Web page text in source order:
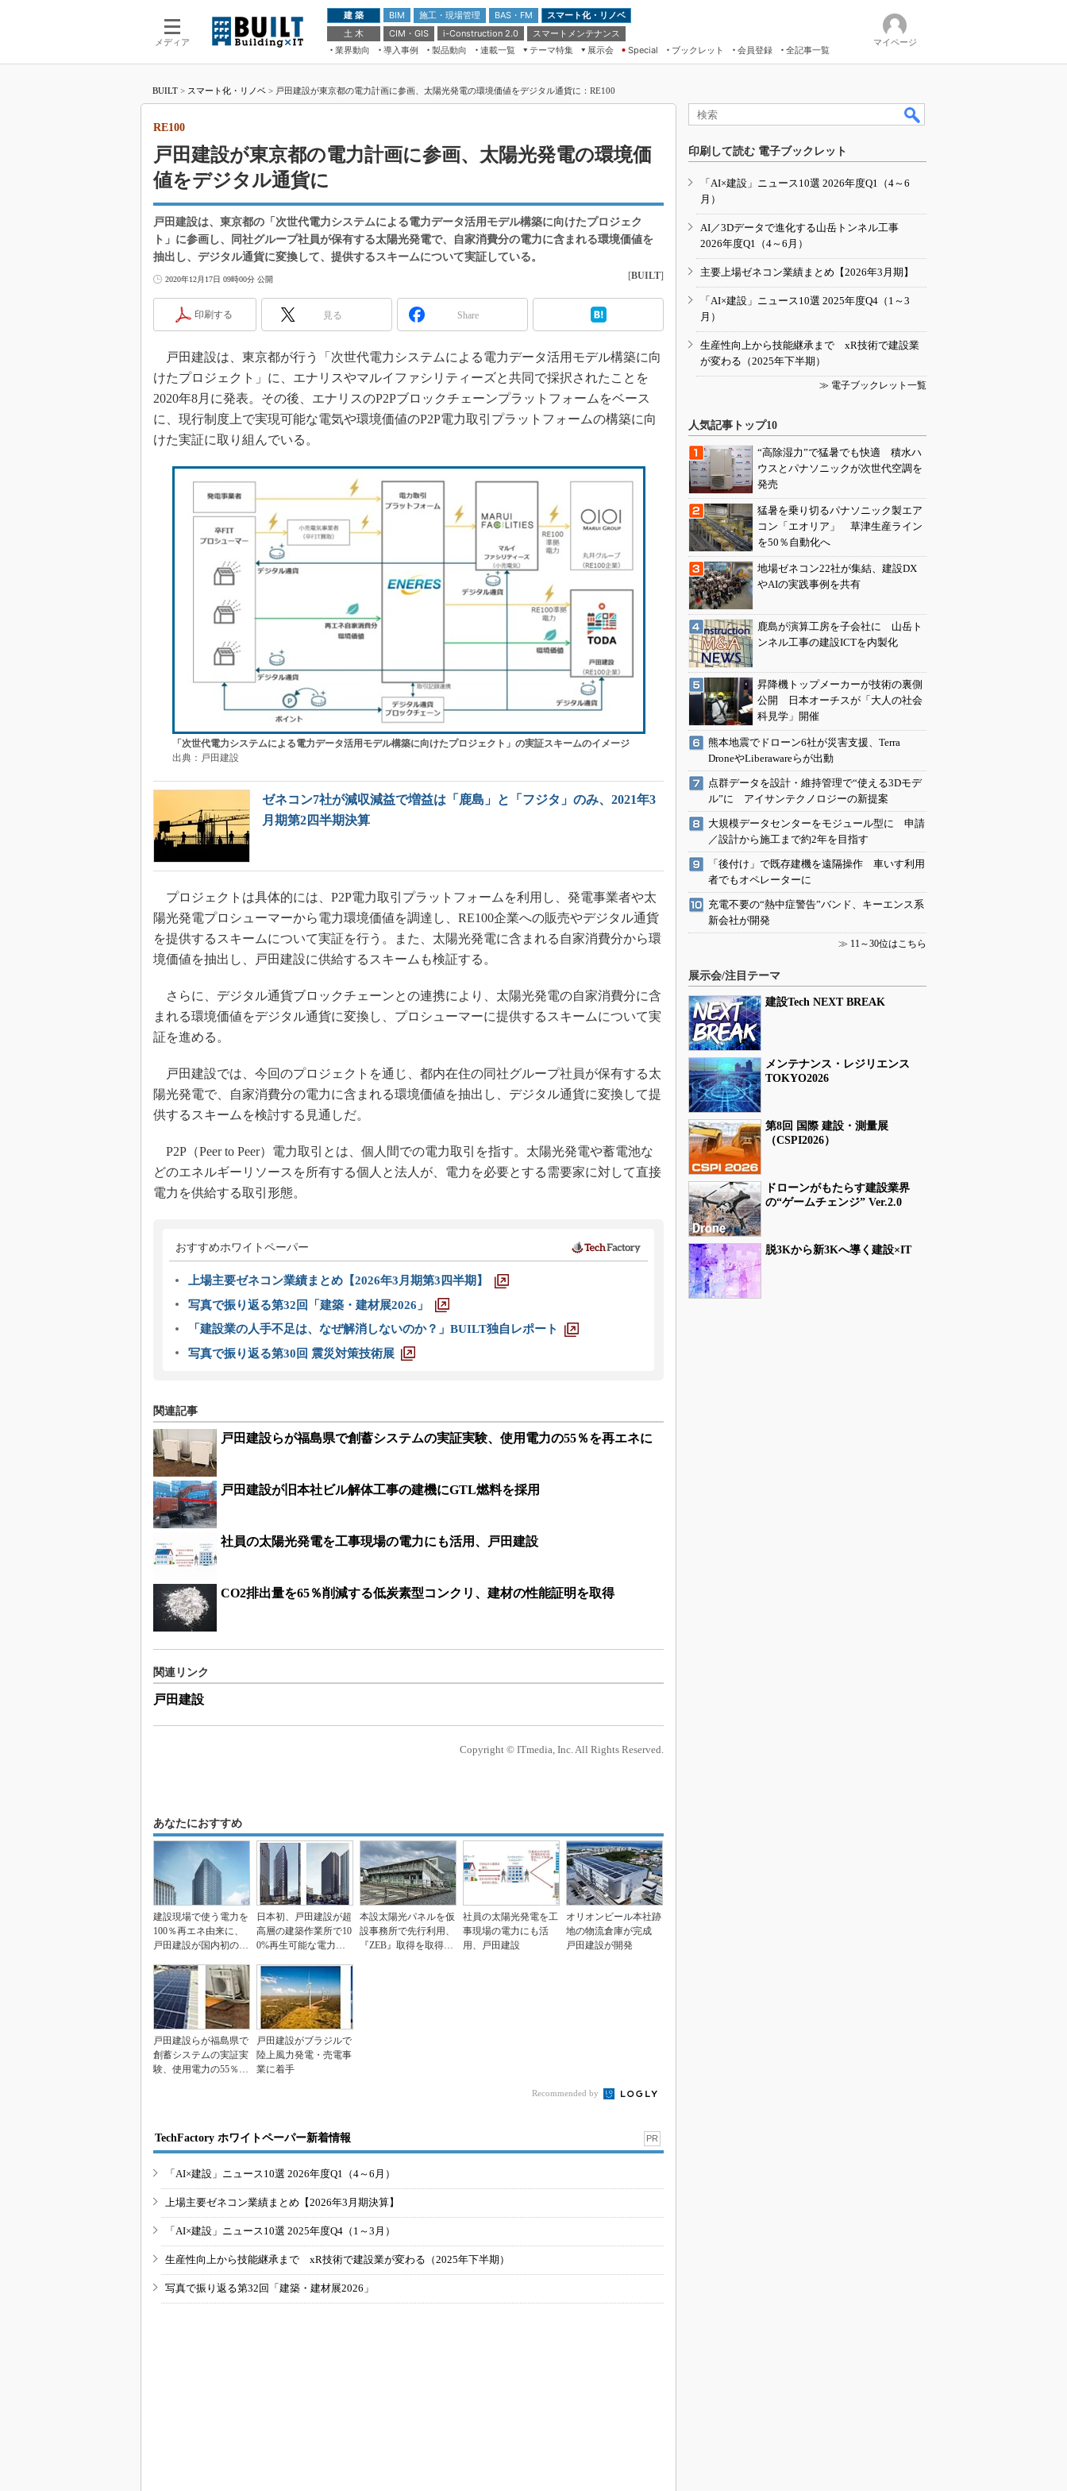
メディア
建 築 BIM 施工・現場管理 BAS・FM
スマート化・リノベ
土 木
CIM・GIS i-Construction 2.0
スマートメンテナンス
業界動向
導入事例 製品動向 連載一覧
テーマ特集
ドローンがもたらす建設業界の“ゲー
ムチェンジ” Ver.2.0
“Society5.0”時代のスマートビル
展示会
第8回 国際 建設・測量展
築・土木・不動産の先端技術展－
メンテナンス・レジリエンスOSAKA
日本 ものづくりワールド 2020
メンテナンス・レジリエンスTOKYO
IGAS2018
Special ブックレット 会員登録 全記事一覧
マイページ
BUILT > スマート化・リノベ > 戸田建設が東京都の電力計画に参画、太陽光発電の環境価値をデジタル通貨に：RE100
戸田建設が東京都の電力計画に参画、太陽光発電の環境価
値をデジタル通貨に
RE100
戸田建設は、東京都の「次世代電力システムによる電力データ活用モデル構築に向けたプロジェク
ト」に参画し、同社グループ社員が保有する太陽光発電で、自家消費分の電力に含まれる環境価値を
抽出し、デジタル通貨に変換して、提供するスキームについて実証している。
2020年12月17日 09時00分 公開 [BUILT]
印刷する 見る Share
戸田建設は、東京都が行う「次世代電力システムによる電力データ活用モデル構築に向
けたプロジェクト」に、エナリスやマルイファシリティーズと共同で採択されたことを
2020年8月に発表。その後、エナリスのP2Pブロックチェーンプラットフォームをベース
に、現行制度上で実現可能な電気や環境価値のP2P電力取引プラットフォームの構築に向
けた実証に取り組んでいる。
「次世代電力システムによる電力データ活用モデル構築に向けたプロジェクト」の実証スキームのイメージ
出典：戸田建設
ゼネコン7社が減収減益で増益は「鹿島」と「フジタ」のみ、2021年3
月期第2四半期決算
プロジェクトは具体的には、P2P電力取引プラットフォームを利用し、発電事業者や太
陽光発電プロシューマーから電力環境価値を調達し、RE100企業への販売やデジタル通貨
を提供するスキームについて実証を行う。また、太陽光発電に含まれる自家消費分から環
境価値を抽出し、戸田建設に供給するスキームも検証する。
さらに、デジタル通貨ブロックチェーンとの連携により、太陽光発電の自家消費分に含
まれる環境価値をデジタル通貨に変換し、プロシューマーに提供するスキームについて実
証を進める。
戸田建設では、今回のプロジェクトを通じ、都内在住の同社グループ社員が保有する太
陽光発電で、自家消費分の電力に含まれる環境価値を抽出し、デジタル通貨に変換して提
供するスキームを検討する見通しだ。
P2P（Peer to Peer）電力取引とは、個人間での電力取引を指す。太陽光発電や蓄電池な
どのエネルギーリソースを所有する個人と法人が、電力を必要とする需要家に対して直接
電力を供給する取引形態。
おすすめホワイトペーパー
上場主要ゼネコン業績まとめ【2026年3月期第3四半期】
写真で振り返る第32回「建築・建材展2026」
「建設業の人手不足は、なぜ解消しないのか？」BUILT独自レポート
写真で振り返る第30回 震災対策技術展
関連記事
戸田建設らが福島県で創蓄システムの実証実験、使用電力の55％を再エネに
戸田建設が旧本社ビル解体工事の建機にGTL燃料を採用
社員の太陽光発電を工事現場の電力にも活用、戸田建設
CO2排出量を65％削減する低炭素型コンクリ、建材の性能証明を取得
関連リンク
戸田建設
Copyright © ITmedia, Inc. All Rights Reserved.
あなたにおすすめ
建設現場で使う電力を
100％再エネ由来に、
戸田建設が国内初の取
日本初、戸田建設が超
高層の建築作業所で10
0%再生可能な電力を
本設太陽光パネルを仮
設事務所で先行利用、
『ZEB』取得を取得
社員の太陽光発電を工
事現場の電力にも活
用、戸田建設
オリオンビール本社跡
地の物流倉庫が完成
戸田建設が開発
戸田建設らが福島県で
創蓄システムの実証実
験、使用電力の55％を
戸田建設がブラジルで
陸上風力発電・売電事
業に着手
Recommended by
TechFactory ホワイトペーパー新着情報 PR
「AI×建設」ニュース10選 2026年度Q1（4～6月）
上場主要ゼネコン業績まとめ【2026年3月期決算】
「AI×建設」ニュース10選 2025年度Q4（1～3月）
生産性向上から技能継承まで xR技術で建設業が変わる（2025年下半期）
写真で振り返る第32回「建築・建材展2026」
印刷して読む 電子ブックレット
「AI×建設」ニュース10選 2026年度Q1（4～6
月）
AI／3Dデータで進化する山岳トンネル工事
2026年度Q1（4～6月）
主要上場ゼネコン業績まとめ【2026年3月期】
「AI×建設」ニュース10選 2025年度Q4（1～3
月）
生産性向上から技能継承まで xR技術で建設業
が変わる（2025年下半期）
≫ 電子ブックレット一覧
人気記事トップ10
“高除湿力”で猛暑でも快適 積水ハ
ウスとパナソニックが次世代空調を
発売
猛暑を乗り切るパナソニック製エア
コン「エオリア」 草津生産ライン
を50％自動化へ
地場ゼネコン22社が集結、建設DX
やAIの実践事例を共有
鹿島が演算工房を子会社に 山岳ト
ンネル工事の建設ICTを内製化
昇降機トップメーカーが技術の裏側
公開 日本オーチスが「大人の社会
科見学」開催
熊本地震でドローン6社が災害支援、Terra
DroneやLiberawareらが出動
点群データを設計・維持管理で“使える3Dモデ
ル”に アイサンテクノロジーの新提案
大規模データセンターをモジュール型に 申請
／設計から施工まで約2年を目指す
「後付け」で既存建機を遠隔操作 車いす利用
者でもオペレーターに
充電不要の“熱中症警告”バンド、キーエンス系
新会社が開発
≫ 11～30位はこちら
展示会/注目テーマ
建設Tech NEXT BREAK
メンテナンス・レジリエンス
TOKYO2026
第8回 国際 建設・測量展
（CSPI2026）
ドローンがもたらす建設業界
の“ゲームチェンジ” Ver.2.0
脱3Kから新3Kへ導く建設×IT